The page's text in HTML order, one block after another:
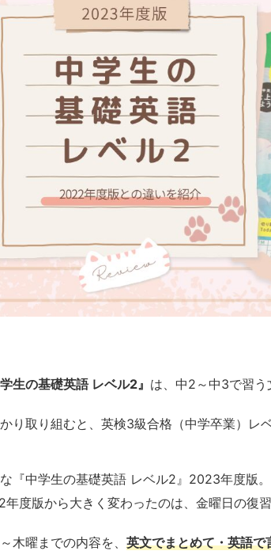
学生の基礎英語 レベル2』 は、中2～中3で習う
り取り組むと、英検3級合格（中学卒業）レ
『中学生の基礎英語 レベル2』2023年度版。
年度版から大きく変わったのは、金曜日の復習
木曜までの内容を、 英文でまとめて・英語